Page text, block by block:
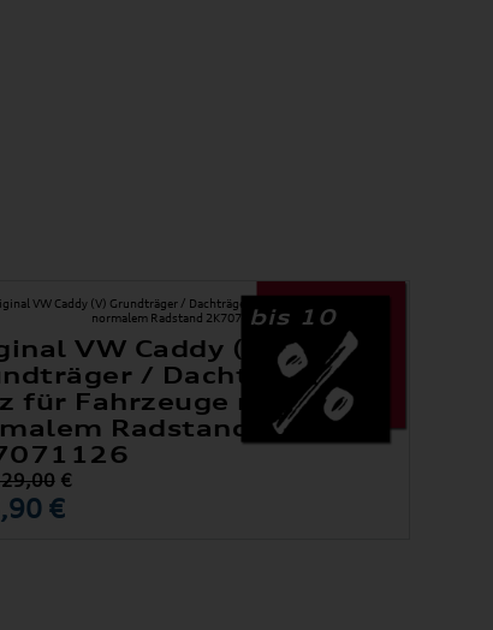
bis 10
VW Caddy (V)
/ Dachträger
für Fahrzeuge mit
Radstand
€
€